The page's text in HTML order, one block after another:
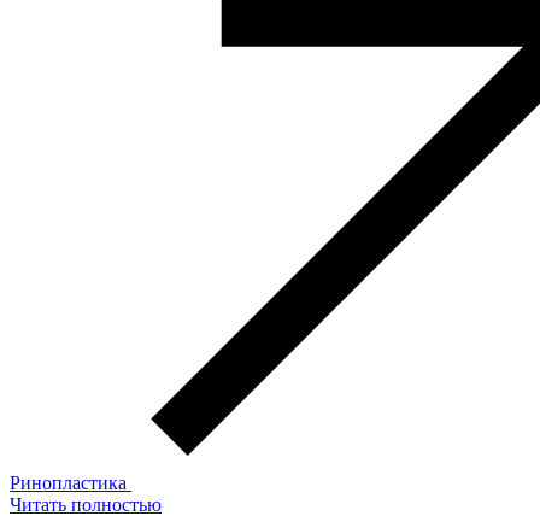
Ринопластика
Читать полностью